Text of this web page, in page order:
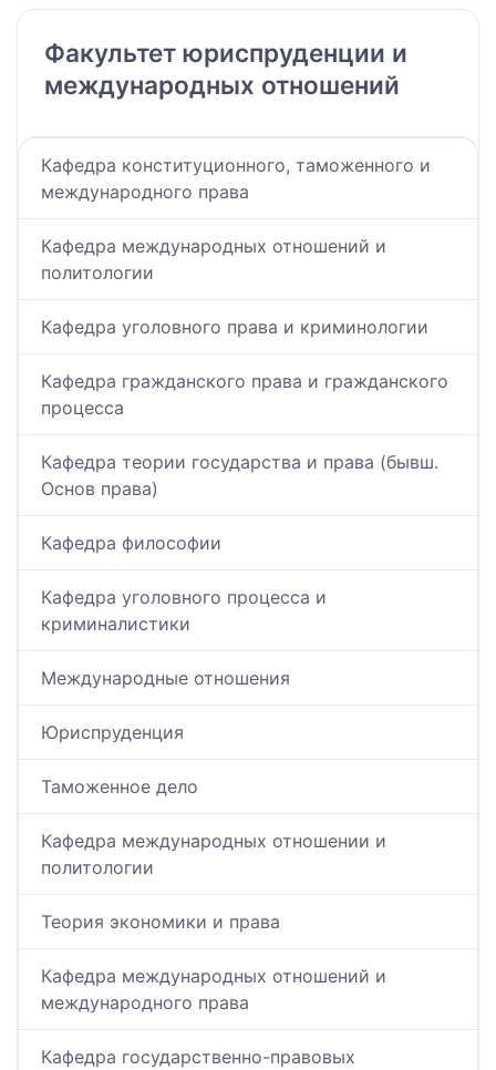
Факультет юриспруденции и
международных отношений
Кафедра конституционного, таможенного и
международного права
Кафедра международных отношений и
политологии
Кафедра уголовного права и криминологии
Кафедра гражданского права и гражданского
процесса
Кафедра теории государства и права (бывш.
Основ права)
Кафедра философии
Кафедра уголовного процесса и
криминалистики
Международные отношения
Юриспруденция
Таможенное дело
Кафедра международных отношении и
политологии
Теория экономики и права
Кафедра международных отношений и
международного права
Кафедра государственно-правовых